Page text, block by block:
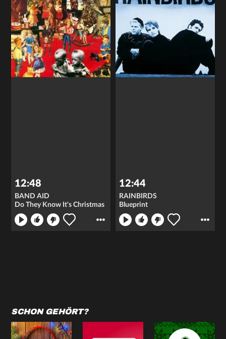
12:48
BAND AID
Do They Know It's Christmas
12:44
RAINBIRDS
Blueprint
SCHON GEHÖRT?